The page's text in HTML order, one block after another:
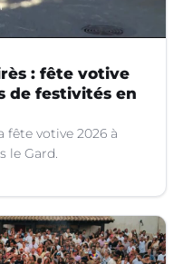
: fête votive
de festivités en
fête votive 2026 à
le Gard.